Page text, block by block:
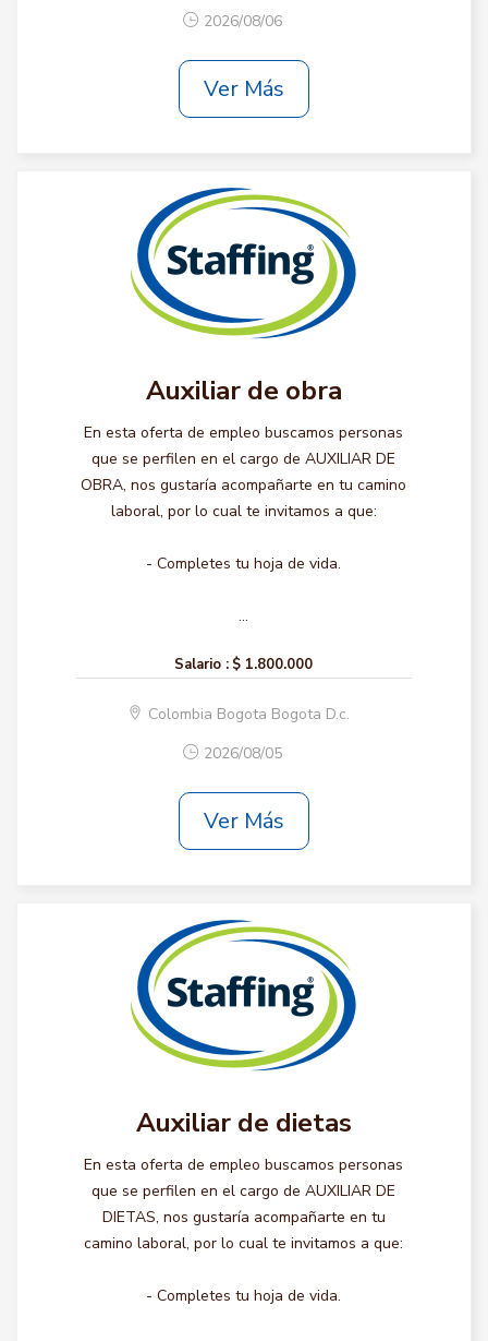
2026/08/06
Ver Más
Auxiliar de obra
En esta oferta de empleo buscamos personas
que se perfilen en el cargo de AUXILIAR DE
OBRA, nos gustaría acompañarte en tu camino
laboral, por lo cual te invitamos a que:
- Completes tu hoja de vida.
...
Salario : $ 1.800.000
Colombia Bogota Bogota D.c.
2026/08/05
Ver Más
Auxiliar de dietas
En esta oferta de empleo buscamos personas
que se perfilen en el cargo de AUXILIAR DE
DIETAS, nos gustaría acompañarte en tu
camino laboral, por lo cual te invitamos a que:
- Completes tu hoja de vida.